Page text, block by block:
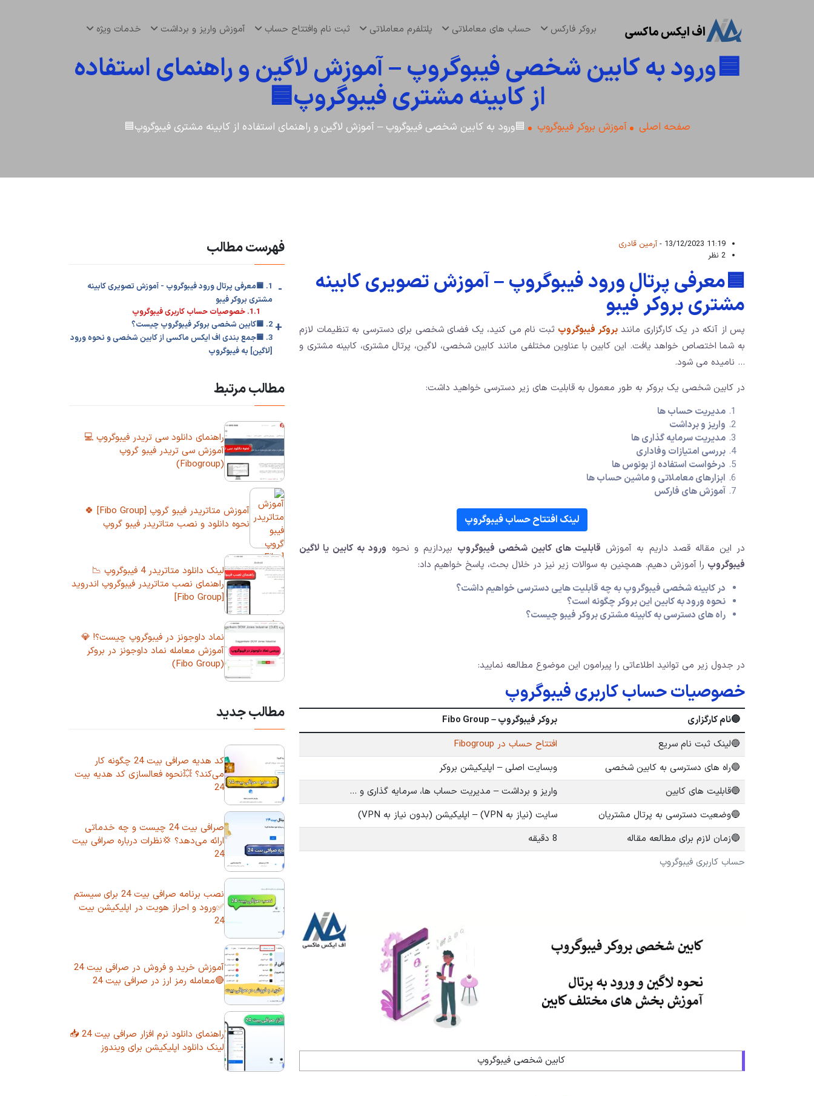
بروکر فارکس حساب های معاملاتی پلتلفرم معاملاتی ثبت نام وافتتاح حساب آموزش واریز و برداشت خدمات ویژه
🟦ورود به کابین شخصی فیبوگروپ – آموزش لاگین و راهنمای استفاده
از کابینه مشتری فیبوگروپ🟦
صفحه اصلی آموزش بروکر فیبوگروپ 🟦ورود به کابین شخصی فیبوگروپ – آموزش لاگین و راهنمای استفاده از کابینه مشتری فیبوگروپ🟦
11:19 13/12/2023 -
آرمین قادری
2 نظر
🟦معرفی پرتال ورود فیبوگروپ – آموزش تصویری کابینه
مشتری بروکر فیبو
پس از آنکه در یک کارگزاری مانندبروکر فیبوگروپ ثبت نام می کنید، یک فضای شخصی برای دسترسی به تنظیمات لازم
به شما اختصاص خواهد یافت. این کابین با عناوین مختلفی مانند کابین شخصی، لاگین، پرتال مشتری، کابینه مشتری و
… نامیده می شود.
در کابین شخصی یک بروکر به طور معمول به قابلیت های زیر دسترسی خواهید داشت:
مدیریت حساب ها
واریز و برداشت
مدیریت سرمایه گذاری ها
بررسی امتیازات وفاداری
درخواست استفاده از بونوس ها
ابزارهای معاملاتی و ماشین حساب ها
آموزش های فارکس
لینک افتتاح حساب فیبوگروپ
در این مقاله قصد داریم به آموزش قابلیت های کابین شخصی فیبوگروپ بپردازیم و نحوه ورود به کابین یا لاگین
فیبوگروپ را آموزش دهیم. همچنین به سوالات زیر نیز در خلال بحث، پاسخ خواهیم داد:
در کابینه شخصی فیبوگروپ به چه قابلیت هایی دسترسی خواهیم داشت؟
نحوه ورود به کابین این بروکر چگونه است؟
راه های دسترسی به کابینه مشتری بروکر فیبو چیست؟
در جدول زیر می توانید اطلاعاتی را پیرامون این موضوع مطالعه نمایید:
خصوصیات حساب کاربری فیبوگروپ
حساب کاربری فیبوگروپ
🔵نام کارگزاری
بروکر فیبوگروپ – Fibo Group
🔵لینک ثبت نام سریع
افتتاح حساب در Fibogroup
🔵راه های دسترسی به کابین شخصی
وبسایت اصلی – اپلیکیشن بروکر
🔵قابلیت های کابین
واریز و برداشت – مدیریت حساب ها، سرمایه گذاری و …
🔵وضعیت دسترسی به پرتال مشتریان
سایت (نیاز به VPN) – اپلیکیشن (بدون نیاز به VPN)
🔵زمان لازم برای مطالعه مقاله 8 دقیقه
کابین شخصی فیبوگروپ
فهرست مطالب
1. 🟦معرفی پرتال ورود فیبوگروپ - آموزش تصویری کابینه
مشتری بروکر فیبو
-
1.1. خصوصیات حساب کاربری فیبوگروپ
2. 🟦کابین شخصی بروکر فیبوگروپ چیست؟ +
3. 🟦جمع بندی اف ایکس ماکسی از کابین شخصی و نحوه ورود
[لاگین] به فیبوگروپ
مطالب مرتبط
راهنمای دانلود سی تریدر فیبوگروپ 💻
آموزش سی تریدر فیبو گروپ
(Fibogroup)
آموزش متاتریدر فیبو گروپ [Fibo Group] 🍀
نحوه دانلود و نصب متاتریدر فیبو گروپ
لینک دانلود متاتریدر 4 فیبوگروپ 📉
راهنمای نصب متاتریدر فیبوگروپ اندروید
[Fibo Group]
نماد داوجونز در فیبوگروپ چیست؟! 💎
آموزش معامله نماد داوجونز در بروکر
(Fibo Group)
مطالب جدید
کد هدیه صرافی بیت 24 چگونه کار
می‌کند؟ 💥نحوه فعالسازی کد هدیه بیت
24
صرافی بیت 24 چیست و چه خدماتی
ارائه می‌دهد؟ 💢نظرات درباره صرافی بیت
24
نصب برنامه صرافی بیت 24 برای سیستم
✅ورود و احراز هویت در اپلیکیشن بیت
24
آموزش خرید و فروش در صرافی بیت 24
🔴معامله رمز ارز در صرافی بیت 24
راهنمای دانلود نرم افزار صرافی بیت 24 📥
لینک دانلود اپلیکیشن برای ویندوز